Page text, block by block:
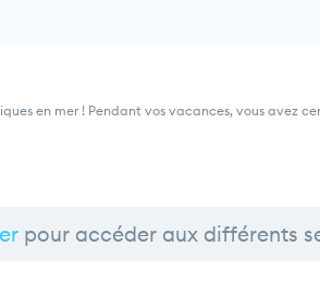
en mer ! Pendant vos vacances, vous avez
pour accéder aux différents